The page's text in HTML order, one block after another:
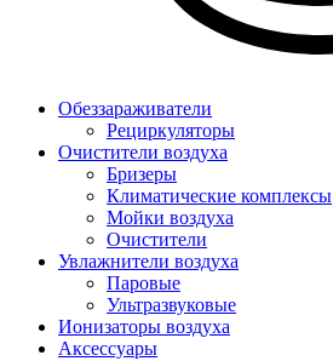
Обеззараживатели
Рециркуляторы
Очистители воздуха
Бризеры
Климатические комплексы
Мойки воздуха
Очистители
Увлажнители воздуха
Паровые
Ультразвуковые
Ионизаторы воздуха
Аксессуары